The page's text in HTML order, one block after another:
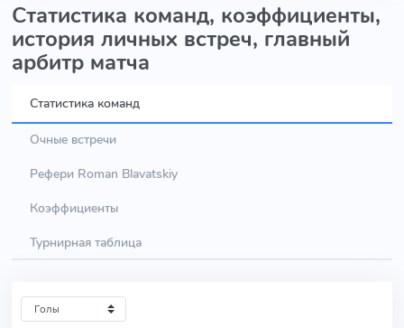
Статистика команд, коэффициенты,
история личных встреч, главный
арбитр матча
Статистика команд
Очные встречи
Рефери Roman Blavatskiy
Коэффициенты
Турнирная таблица